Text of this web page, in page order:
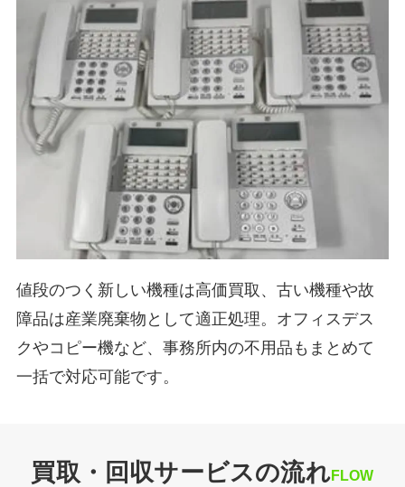
値段のつく新しい機種は高価買取、古い機種や故
障品は産業廃棄物として適正処理。オフィスデス
クやコピー機など、事務所内の不用品もまとめて
一括で対応可能です。
買取・回収サービスの流れFLOW